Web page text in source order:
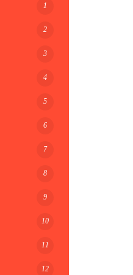
1
2
3
4
5
6
7
8
9
10
11
12